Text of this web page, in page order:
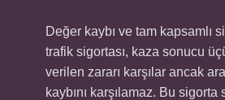
Değer kaybı ve tam kapsamlı
trafik sigortası, kaza sonucu
verilen zararı karşılar ancak
kaybını karşılamaz. Bu sigorta